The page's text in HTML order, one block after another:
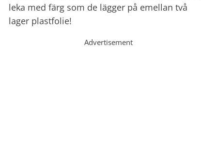
leka med färg som de lägger på emellan två
lager plastfolie!
Advertisement